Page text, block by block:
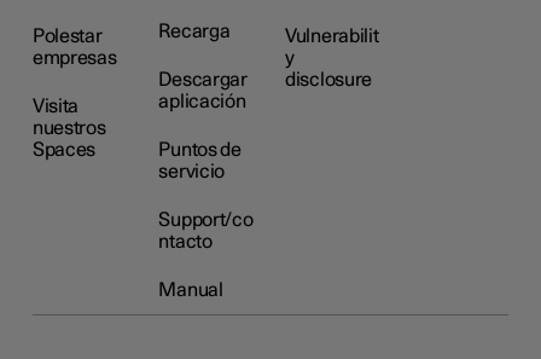
Polestar
empresas
Visita
nuestros
Spaces
Recarga
Descargar
aplicación
Puntos de
servicio
Support/co
ntacto
Manual
Vulnerabilit
y
disclosure